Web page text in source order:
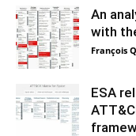
An
with
François
ESA